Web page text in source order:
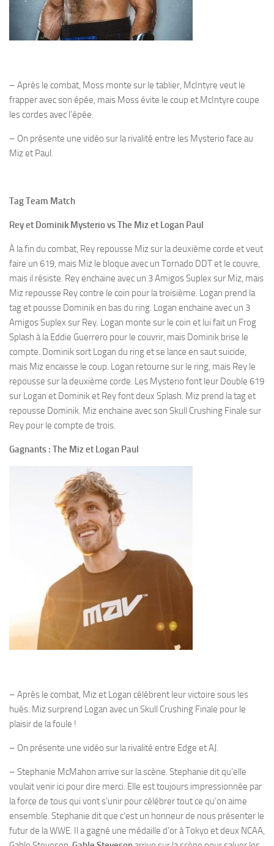
– Après le combat, Moss monte sur le tablier, McIntyre veut le
frapper avec son épée, mais Moss évite le coup et McIntyre coupe
les cordes avec l’épée.
– On présente une vidéo sur la rivalité entre les Mysterio face au
Miz et Paul.
Tag Team Match
Rey et Dominik Mysterio vs The Miz et Logan Paul
À la fin du combat, Rey repousse Miz sur la deuxième corde et veut
faire un 619, mais Miz le bloque avec un Tornado DDT et le couvre,
mais il résiste. Rey enchaine avec un 3 Amigos Suplex sur Miz, mais
Miz repousse Rey contre le coin pour la troisième. Logan prend la
tag et pousse Dominik en bas du ring. Logan enchaine avec un 3
Amigos Suplex sur Rey. Logan monte sur le coin et lui fait un Frog
Splash à la Eddie Guerrero pour le couvrir, mais Dominik brise le
compte. Dominik sort Logan du ring et se lance en saut suicide,
mais Miz encaisse le coup. Logan retourne sur le ring, mais Rey le
repousse sur la deuxième corde. Les Mysterio font leur Double 619
sur Logan et Dominik et Rey font deux Splash. Miz prend la tag et
repousse Dominik. Miz enchaine avec son Skull Crushing Finale sur
Rey pour le compte de trois.
Gagnants : The Miz et Logan Paul
– Après le combat, Miz et Logan célèbrent leur victoire sous les
hués. Miz surprend Logan avec un Skull Crushing Finale pour le
plaisir de la foule !
– On présente une vidéo sur la rivalité entre Edge et AJ.
– Stephanie McMahon arrive sur la scène. Stephanie dit qu’elle
voulait venir ici pour dire merci. Elle est toujours impressionnée par
la force de tous qui vont s’unir pour célébrer tout ce qu’on aime
ensemble. Stephanie dit que c’est un honneur de nous présenter le
futur de la WWE. Il a gagné une médaille d’or à Tokyo et deux NCAA,